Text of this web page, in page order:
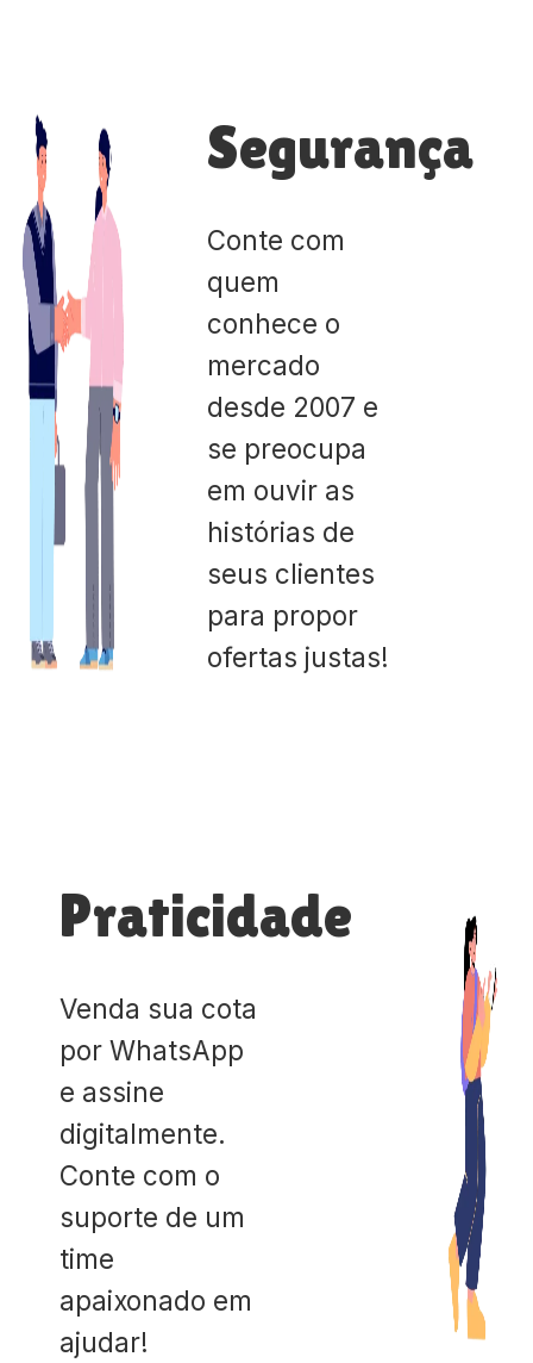
Segurança
Conte com
quem
conhece o
mercado
desde 2007 e
se preocupa
em ouvir as
histórias de
seus clientes
para propor
ofertas justas!
Praticidade
Venda sua cota
por WhatsApp
e assine
digitalmente.
Conte com o
suporte de um
time
apaixonado em
ajudar!